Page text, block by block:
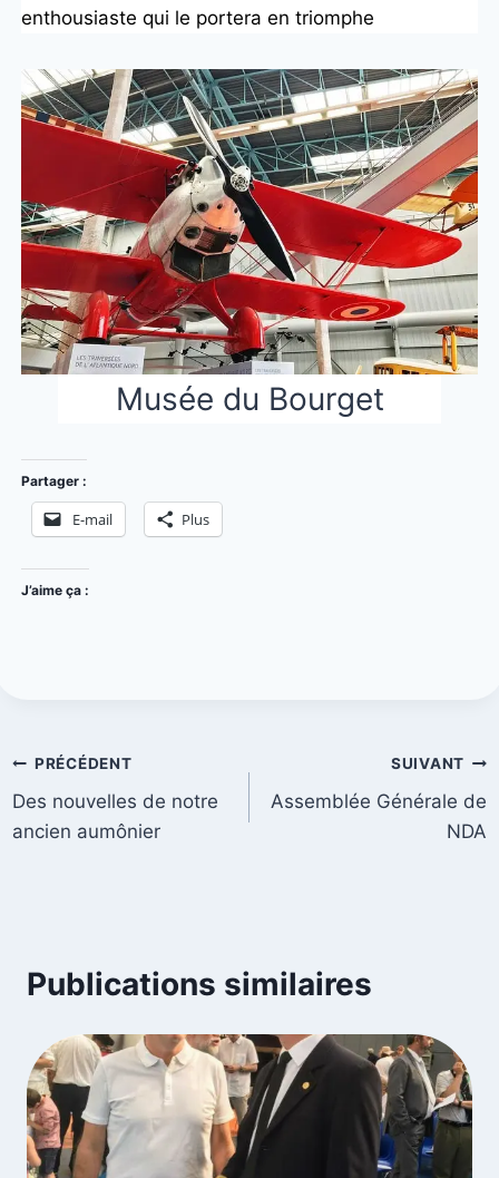
enthousiaste qui le portera en triomphe
Musée du Bourget
Partager :
E-mail Plus
J’aime ça :
PRÉCÉDENT
Des nouvelles de notre
ancien aumônier
SUIVANT
Assemblée Générale de
NDA
Publications similaires